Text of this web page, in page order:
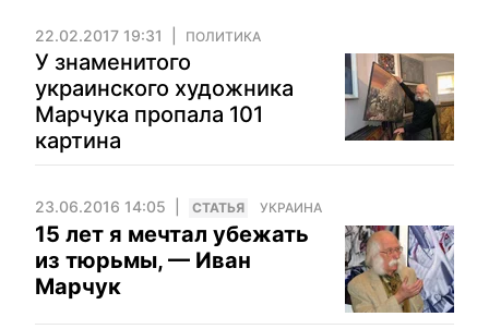
22.02.2017 19:31 ПОЛИТИКА
У знаменитого
украинского художника
Марчука пропала 101
картина
23.06.2016 14:05 CТАТЬЯ УКРАИНА
15 лет я мечтал убежать
из тюрьмы, — Иван
Марчук